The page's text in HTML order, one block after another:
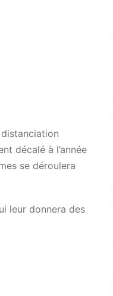
décalé à l’année
se déroulera
leur donnera des